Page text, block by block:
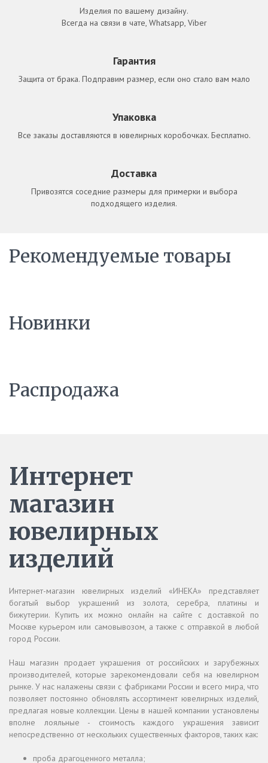
Изделия по вашему дизайну.
Всегда на связи в чате, Whatsapp, Viber
Гарантия
Защита от брака. Подправим размер, если оно стало вам мало
Упаковка
Все заказы доставляются в ювелирных коробочках. Бесплатно.
Доставка
Привозятся соседние размеры для примерки и выбора
подходящего изделия.
Рекомендуемые товары
Новинки
Распродажа
Интернет
магазин
ювелирных
изделий
Интернет-магазин ювелирных изделий «ИНЕКА» представляет
богатый выбор украшений из золота, серебра, платины и
бижутерии. Купить их можно онлайн на сайте с доставкой по
Москве курьером или самовывозом, а также с отправкой в любой
город России.
Наш магазин продает украшения от российских и зарубежных
производителей, которые зарекомендовали себя на ювелирном
рынке. У нас налажены связи с фабриками России и всего мира, что
позволяет постоянно обновлять ассортимент ювелирных изделий,
предлагая новые коллекции. Цены в нашей компании установлены
вполне лояльные - стоимость каждого украшения зависит
непосредственно от нескольких существенных факторов, таких как:
проба драгоценного металла;